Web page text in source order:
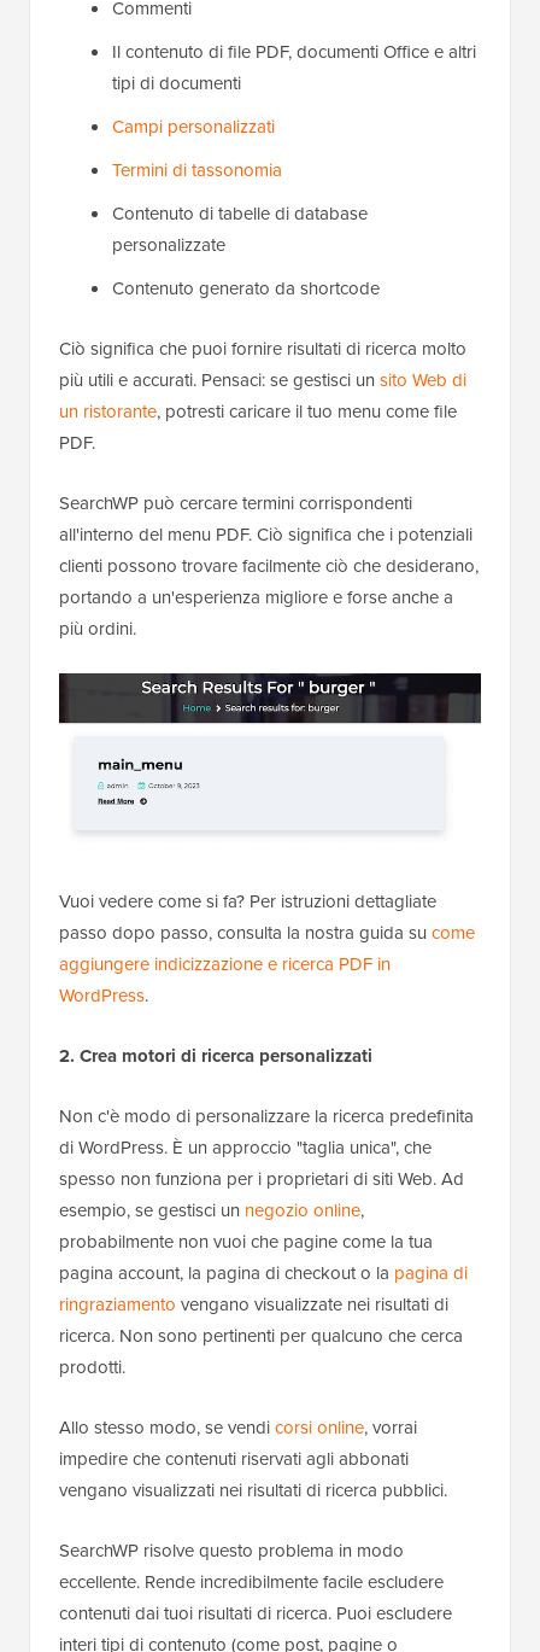
Commenti
Il contenuto di file PDF, documenti Office e altri
tipi di documenti
Campi personalizzati
Termini di tassonomia
Contenuto di tabelle di database
personalizzate
Contenuto generato da shortcode
Ciò significa che puoi fornire risultati di ricerca molto
più utili e accurati. Pensaci: se gestisci un sito Web di
un ristorante, potresti caricare il tuo menu come file
PDF.
SearchWP può cercare termini corrispondenti
all'interno del menu PDF. Ciò significa che i potenziali
clienti possono trovare facilmente ciò che desiderano,
portando a un'esperienza migliore e forse anche a
più ordini.
Vuoi vedere come si fa? Per istruzioni dettagliate
passo dopo passo, consulta la nostra guida su come
aggiungere indicizzazione e ricerca PDF in
WordPress.
2. Crea motori di ricerca personalizzati
Non c'è modo di personalizzare la ricerca predefinita
di WordPress. È un approccio "taglia unica", che
spesso non funziona per i proprietari di siti Web. Ad
esempio, se gestisci un negozio online,
probabilmente non vuoi che pagine come la tua
pagina account, la pagina di checkout o la pagina di
ringraziamento vengano visualizzate nei risultati di
ricerca. Non sono pertinenti per qualcuno che cerca
prodotti.
Allo stesso modo, se vendicorsi online, vorrai
impedire che contenuti riservati agli abbonati
vengano visualizzati nei risultati di ricerca pubblici.
SearchWP risolve questo problema in modo
eccellente. Rende incredibilmente facile escludere
contenuti dai tuoi risultati di ricerca. Puoi escludere
interi tipi di contenuto (come post, pagine o